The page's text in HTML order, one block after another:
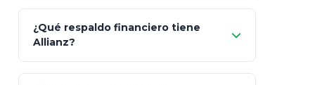
¿Qué respaldo financiero tiene
Allianz?